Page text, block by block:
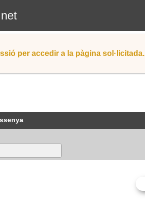
per accedir a la pàgina sol·licitada.